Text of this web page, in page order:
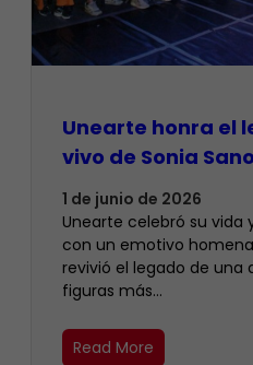
Unearte honra el
vivo de Sonia
1 de junio de 2026
Unearte celebró su vida
con un emotivo
revivió el legado de una
figuras más…
Read More